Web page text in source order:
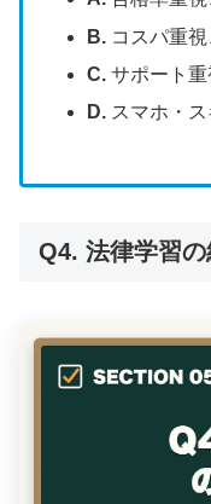
B. コスパ重
C. サポート
D. スマホ・
Q4. 法律学習の